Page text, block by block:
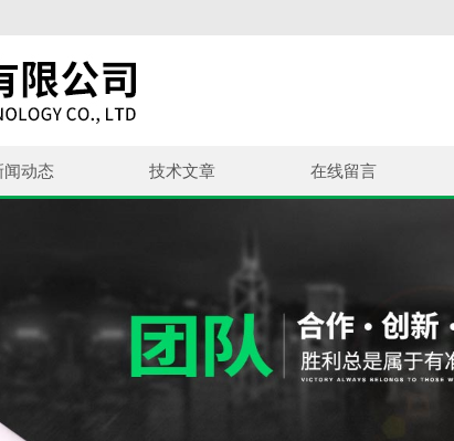
闻动态 技术文章 在线留言